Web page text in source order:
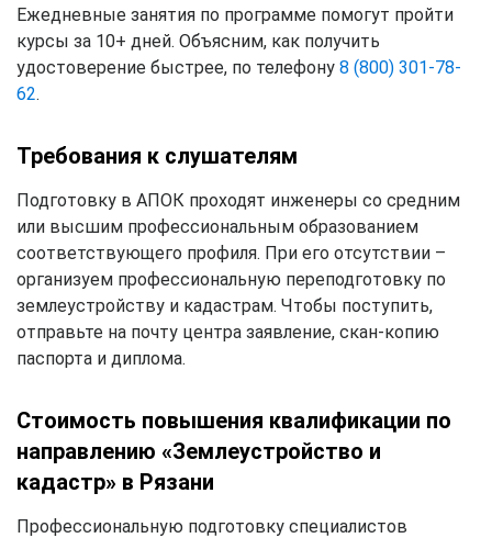
Ежедневные занятия по программе помогут пройти
курсы за 10+ дней. Объясним, как получить
удостоверение быстрее, по телефону 8 (800) 301-78-
62.
Требования к слушателям
Подготовку в АПОК проходят инженеры со средним
или высшим профессиональным образованием
соответствующего профиля. При его отсутствии –
организуем профессиональную переподготовку по
землеустройству и кадастрам. Чтобы поступить,
отправьте на почту центра заявление, скан-копию
паспорта и диплома.
Стоимость повышения квалификации по
направлению «Землеустройство и
кадастр» в Рязани
Профессиональную подготовку специалистов